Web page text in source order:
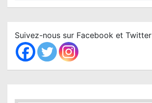
a
c
h
Suivez-nous sur Facebook et Twitter